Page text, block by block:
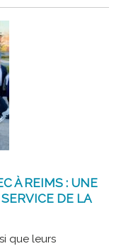
À REIMS : UNE
DE LA
que leurs